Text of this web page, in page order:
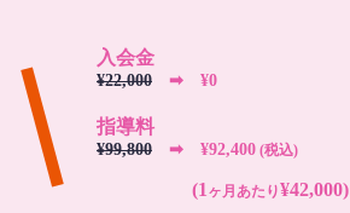
入会金
¥22,000 ➡︎ ¥0
指導料
¥99,800 ➡︎ ¥92,400 (税込)
(1 ヶ月あたり¥42,000)